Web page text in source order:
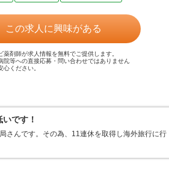
この求人に興味がある
薬剤師が求人情報を無料でご提供します。
院等への直接応募・問い合わせではありません
心ください。
です！
さんです。その為、11連休を取得し海外旅行に行